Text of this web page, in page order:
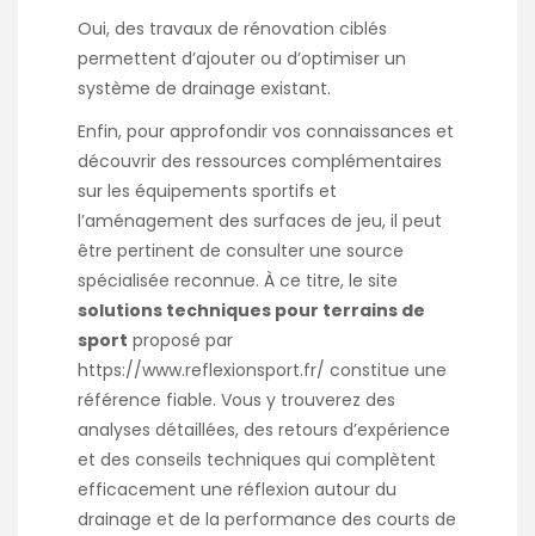
Oui, des travaux de rénovation ciblés
permettent d’ajouter ou d’optimiser un
système de drainage existant.
Enfin, pour approfondir vos connaissances et
découvrir des ressources complémentaires
sur les équipements sportifs et
l’aménagement des surfaces de jeu, il peut
être pertinent de consulter une source
spécialisée reconnue. À ce titre, le site
solutions techniques pour terrains de
sport proposé par
https://www.reflexionsport.fr/ constitue une
référence fiable. Vous y trouverez des
analyses détaillées, des retours d’expérience
et des conseils techniques qui complètent
efficacement une réflexion autour du
drainage et de la performance des courts de